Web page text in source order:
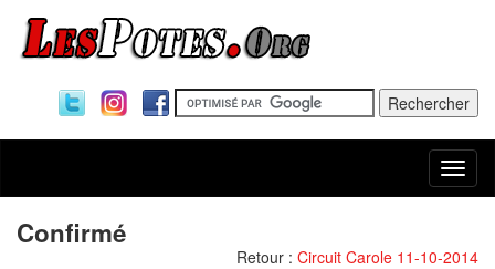
Confirmé
Retour : Circuit Carole 11-10-2014